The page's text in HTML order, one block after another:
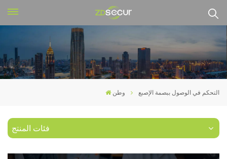
وطن التحكم في الوصول ببصمة الإصبع
فئات المنتج